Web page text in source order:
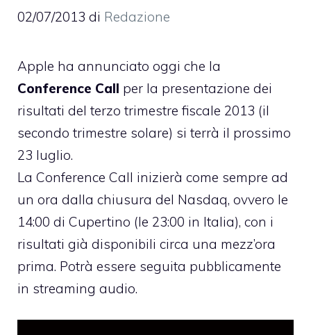
02/07/2013 di Redazione
Apple ha annunciato oggi che la
Conference Call per la presentazione dei
risultati del terzo trimestre fiscale 2013 (il
secondo trimestre solare) si terrà il prossimo
23 luglio.
La Conference Call inizierà come sempre ad
un ora dalla chiusura del Nasdaq, ovvero le
14:00 di Cupertino (le 23:00 in Italia), con i
risultati già disponibili circa una mezz’ora
prima. Potrà essere seguita pubblicamente
in streaming audio.